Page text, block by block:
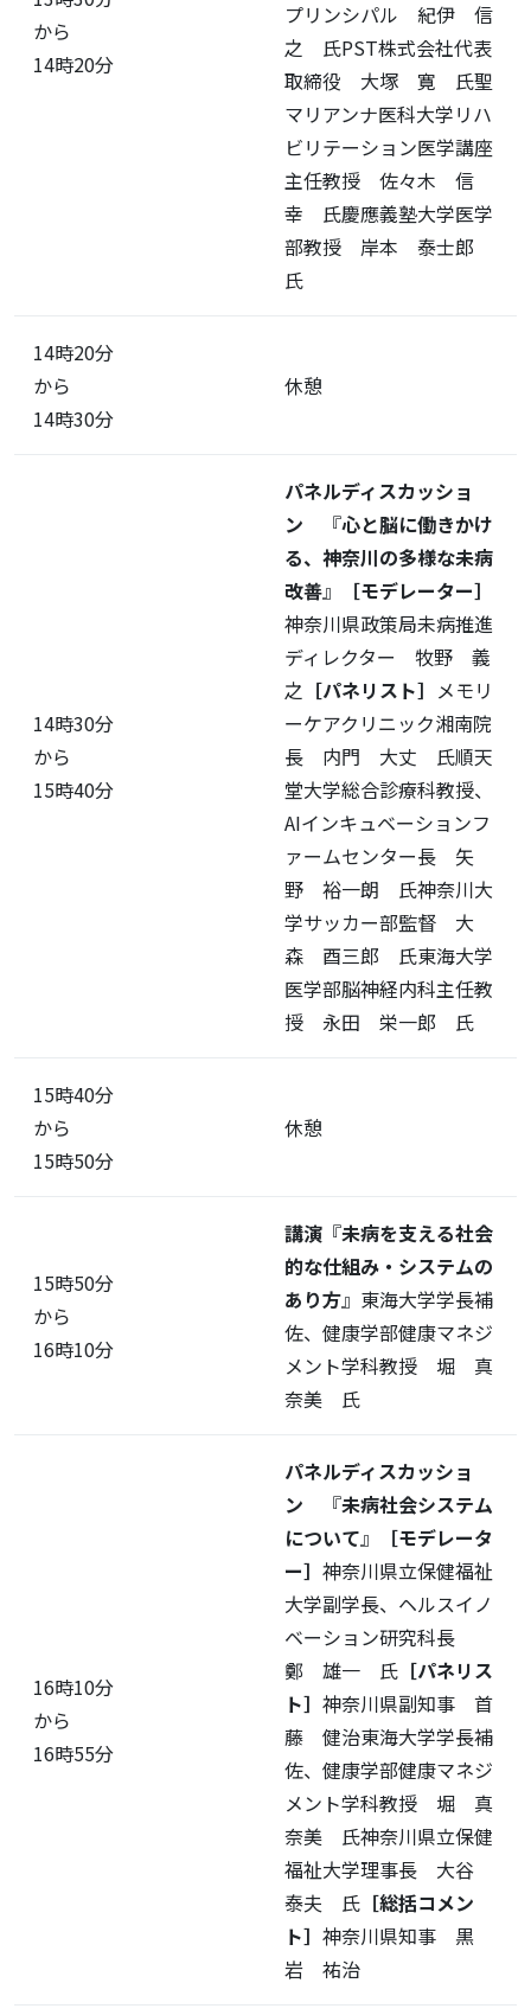
から
14時20分
プリンシパル 紀伊 信
之 氏PST株式会社代表
取締役 大塚 寛 氏聖
マリアンナ医科大学リハ
ビリテーション医学講座
主任教授 佐々木 信
幸 氏慶應義塾大学医学
部教授 岸本 泰士郎
氏
14時20分
から
14時30分
休憩
14時30分
から
15時40分
パネルディスカッショ
ン 『心と脳に働きかけ
る、神奈川の多様な未病
改善』
［モデレーター］
神奈川県政策局未病推進
ディレクター 牧野 義
之 ［パネリスト］ メモリ
ーケアクリニック湘南院
長 内門 大丈 氏順天
堂大学総合診療科教授、
AIインキュベーションフ
ァームセンター長 矢
野 裕一朗 氏神奈川大
学サッカー部監督 大
森 酉三郎 氏東海大学
医学部脳神経内科主任教
授 永田 栄一郎 氏
15時40分
から
15時50分
休憩
15時50分
から
16時10分
講演 『未病を支える社会
的な仕組み・システムの
あり方』東海大学学長補
佐、健康学部健康マネジ
メント学科教授 堀 真
奈美 氏
16時10分
から
16時55分
パネルディスカッショ
ン 『未病社会システム
について』
［モデレータ
ー］ 神奈川県立保健福祉
大学副学長、ヘルスイノ
ベーション研究科長
鄭 雄一 氏 ［パネリス
ト］ 神奈川県副知事 首
藤 健治東海大学学長補
佐、健康学部健康マネジ
メント学科教授 堀 真
奈美 氏神奈川県立保健
福祉大学理事長 大谷
泰夫 氏 ［総括コメン
ト］ 神奈川県知事 黒
岩 祐治